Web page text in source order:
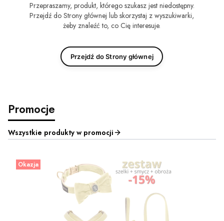
Przepraszamy, produkt, którego szukasz jest niedostępny.
Przejdź do Strony głównej lub skorzystaj z wyszukiwarki,
żeby znaleźć to, co Cię interesuje.
Przejdź do Strony głównej
Promocje
Wszystkie produkty w promocji
Okazja